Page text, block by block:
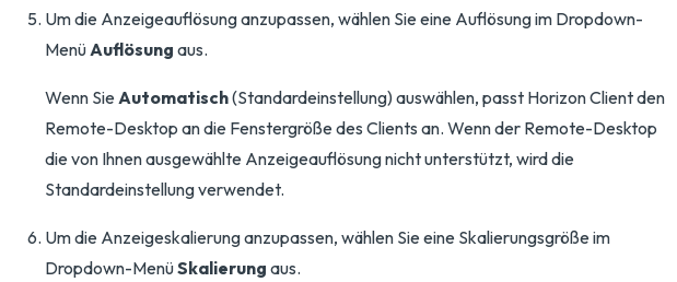
Um die Anzeigeauflösung anzupassen, wählen Sie eine Auflösung im Dropdown-
MenüAuflösung aus.
Wenn SieAutomatisch(Standardeinstellung) auswählen, passt Horizon Client den
Remote-Desktop an die Fenstergröße des Clients an. Wenn der Remote-Desktop
die von Ihnen ausgewählte Anzeigeauflösung nicht unterstützt, wird die
Standardeinstellung verwendet.
Um die Anzeigeskalierung anzupassen, wählen Sie eine Skalierungsgröße im
Dropdown-MenüSkalierung aus.